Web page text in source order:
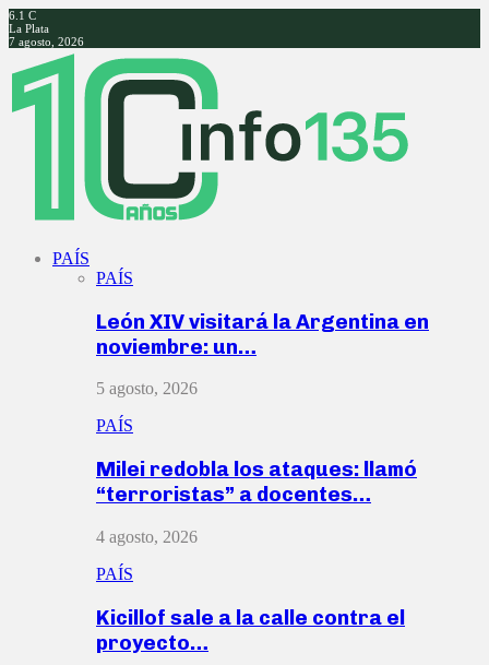
6.1 C
La Plata
7 agosto, 2026
Facebook
Twitter
Instagram
Youtube
PAÍS
PAÍS
León XIV visitará la Argentina en
noviembre: un…
5 agosto, 2026
PAÍS
Milei redobla los ataques: llamó
“terroristas” a docentes…
4 agosto, 2026
PAÍS
Kicillof sale a la calle contra el
proyecto…